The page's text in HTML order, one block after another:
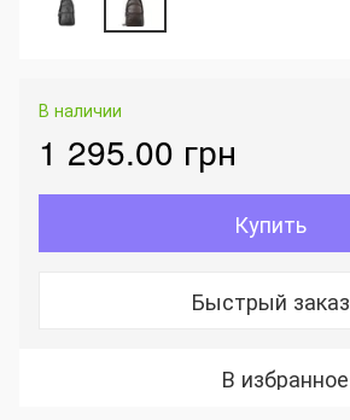
В наличии
1 295.00 грн
Купить
Быстрый заказ
В избранное